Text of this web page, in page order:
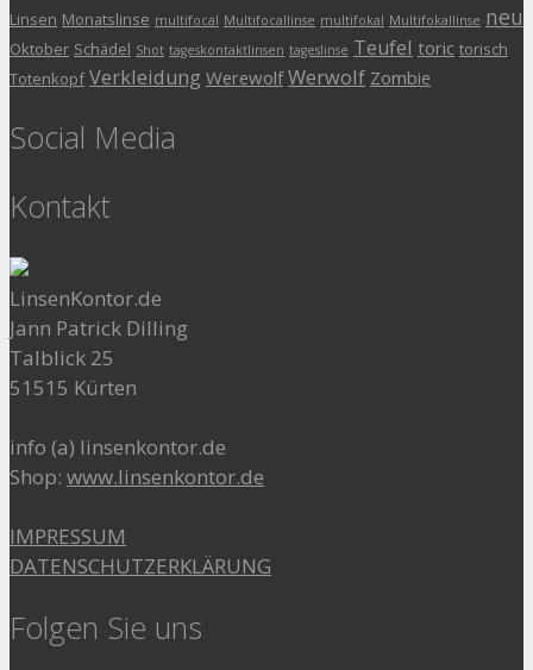
Linsen Monatslinse multifocal Multifocallinse multifokal Multifokallinse neu
Oktober Schädel Shot tageskontaktlinsen tageslinse Teufel toric torisch
Totenkopf Verkleidung Werewolf Werwolf Zombie
Social Media
Kontakt
LinsenKontor.de
Jann Patrick Dilling
Talblick 25
51515 Kürten
info (a) linsenkontor.de
Shop: www.linsenkontor.de
IMPRESSUM
DATENSCHUTZERKLÄRUNG
Folgen Sie uns